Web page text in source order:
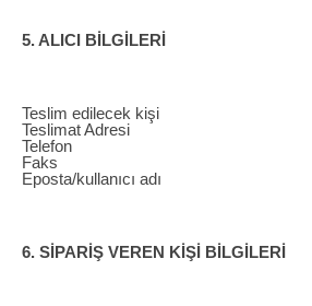
5. ALICI BİLGİLERİ
Teslim edilecek kişi
Teslimat Adresi
Telefon
Faks
Eposta/kullanıcı adı
6. SİPARİŞ VEREN KİŞİ BİLGİLERİ